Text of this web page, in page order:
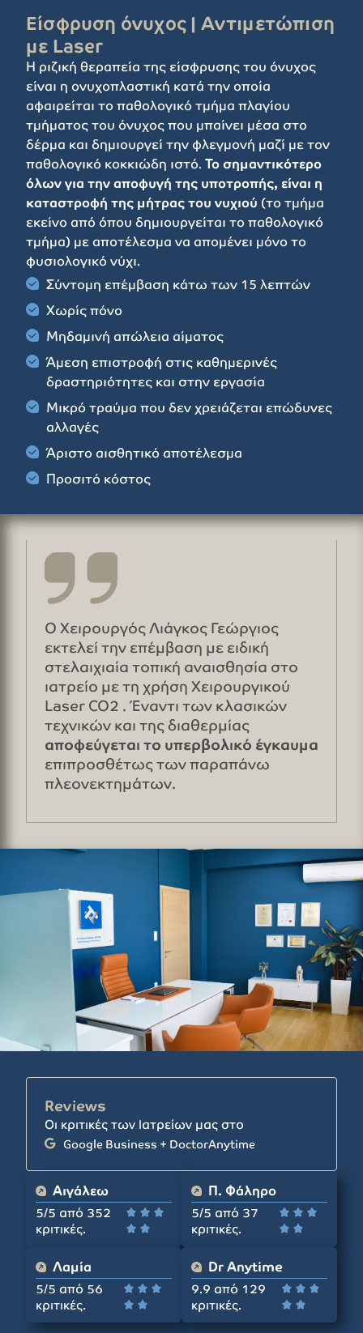
Είσφρυση όνυχος | Αντιμετώπιση
με Laser
Η ριζική θεραπεία της είσφρυσης του όνυχος
είναι η ονυχοπλαστική κατά την οποία
αφαιρείται το παθολογικό τμήμα πλαγίου
τμήματος του όνυχος που μπαίνει μέσα στο
δέρμα και δημιουργεί την φλεγμονή μαζί με τον
παθολογικό κοκκιώδη ιστό.Το σημαντικότερο
όλων για την αποφυγή της υποτροπής, είναι η
καταστροφή της μήτρας του νυχιού (το τμήμα
εκείνο από όπου δημιουργείται το παθολογικό
τμήμα) με αποτέλεσμα να απομένει μόνο το
φυσιολογικό νύχι.
Σύντομη επέμβαση κάτω των 15 λεπτών
Χωρίς πόνο
Μηδαμινή απώλεια αίματος
Άμεση επιστροφή στις καθημερινές
δραστηριότητες και στην εργασία
Μικρό τραύμα που δεν χρειάζεται επώδυνες
αλλαγές
Άριστο αισθητικό αποτέλεσμα
Προσιτό κόστος
Ο Χειρουργός Λιάγκος Γεώργιος
εκτελεί την επέμβαση με ειδική
στελαιχιαία τοπική αναισθησία στο
ιατρείο με τη χρήση Χειρουργικού
Laser CO2 . Έναντι των κλασικών
τεχνικών και της διαθερμίας
αποφεύγεται το υπερβολικό έγκαυμα
επιπροσθέτως των παραπάνω
πλεονεκτημάτων.
Reviews
Οι κριτικές των Ιατρείων μας στο
Google Business + DoctorAnytime
Αιγάλεω
5/5 από 352
κριτικές.
  
 
Π. Φάληρο
5/5 από 37
κριτικές.
  
 
Λαμία
5/5 από 56
κριτικές.
  
 
Dr Anytime
9.9 από 129
κριτικές.
  
 